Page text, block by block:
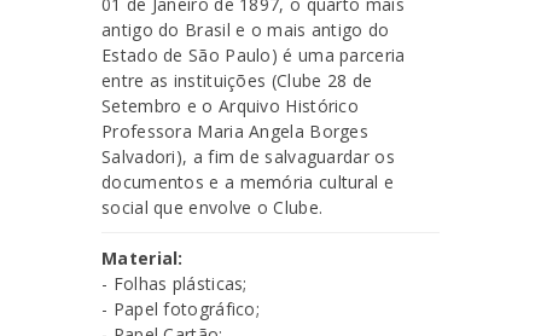
antigo do Brasil e o mais antigo do
Estado de São Paulo) é uma parceria
entre as instituições (Clube 28 de
Setembro e o Arquivo Histórico
Professora Maria Angela Borges
Salvadori), a fim de salvaguardar os
documentos e a memória cultural e
social que envolve o Clube.
Material:
- Folhas plásticas;
- Papel fotográfico;